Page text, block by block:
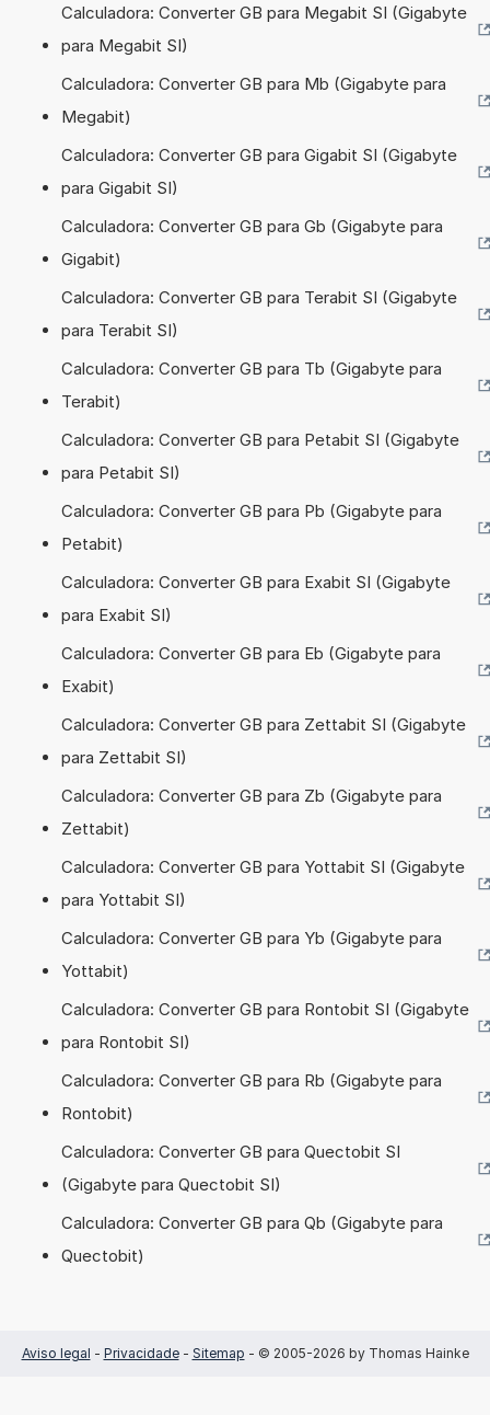
Calculadora: Converter GB para Megabit SI (Gigabyte
para Megabit SI)
Calculadora: Converter GB para Mb (Gigabyte para
Megabit)
Calculadora: Converter GB para Gigabit SI (Gigabyte
para Gigabit SI)
Calculadora: Converter GB para Gb (Gigabyte para
Gigabit)
Calculadora: Converter GB para Terabit SI (Gigabyte
para Terabit SI)
Calculadora: Converter GB para Tb (Gigabyte para
Terabit)
Calculadora: Converter GB para Petabit SI (Gigabyte
para Petabit SI)
Calculadora: Converter GB para Pb (Gigabyte para
Petabit)
Calculadora: Converter GB para Exabit SI (Gigabyte
para Exabit SI)
Calculadora: Converter GB para Eb (Gigabyte para
Exabit)
Calculadora: Converter GB para Zettabit SI (Gigabyte
para Zettabit SI)
Calculadora: Converter GB para Zb (Gigabyte para
Zettabit)
Calculadora: Converter GB para Yottabit SI (Gigabyte
para Yottabit SI)
Calculadora: Converter GB para Yb (Gigabyte para
Yottabit)
Calculadora: Converter GB para Rontobit SI (Gigabyte
para Rontobit SI)
Calculadora: Converter GB para Rb (Gigabyte para
Rontobit)
Calculadora: Converter GB para Quectobit SI
(Gigabyte para Quectobit SI)
Calculadora: Converter GB para Qb (Gigabyte para
Quectobit)
Aviso legal - Privacidade- Sitemap - © 2005-2026 by Thomas Hainke